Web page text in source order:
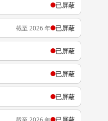
已屏蔽
截至 2026 年 已屏蔽
已屏蔽
已屏蔽
已屏蔽